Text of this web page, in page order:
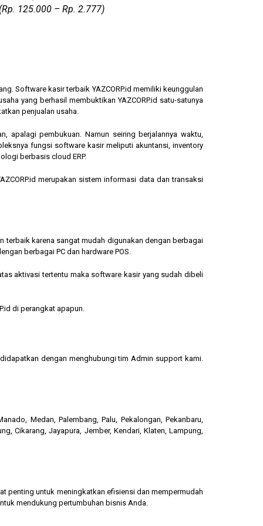
125.000 – Rp. 2.777)
Software kasir terbaik YAZCORP.id memiliki keunggulan
yang berhasil membuktikan YAZCORP.id satu-satunya
penjualan usaha.
apalagi pembukuan. Namun seiring berjalannya waktu,
fungsi software kasir meliputi akuntansi, inventory
berbasis cloud ERP.
merupakan sistem informasi data dan transaksi
terbaik karena sangat mudah digunakan dengan berbagai
berbagai PC dan hardware POS.
aktivasi tertentu maka software kasir yang sudah dibeli
di perangkat apapun.
dengan menghubungi tim Admin support kami.
Medan, Palembang, Palu, Pekalongan, Pekanbaru,
Cikarang, Jayapura, Jember, Kendari, Klaten, Lampung,
penting untuk meningkatkan efisiensi dan mempermudah
mendukung pertumbuhan bisnis Anda.